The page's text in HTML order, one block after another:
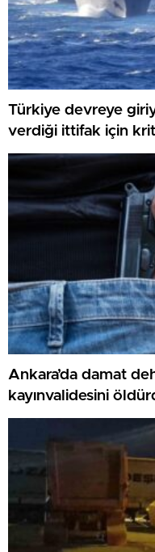
Türkiye devreye
verdiği ittifak için
Ankara’da damat
kayınvalidesini